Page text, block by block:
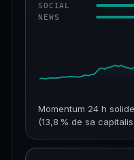
SOCIAL
NEWS
Momentum 24 h
(13,8 % de sa
CAP. MARCHÉ